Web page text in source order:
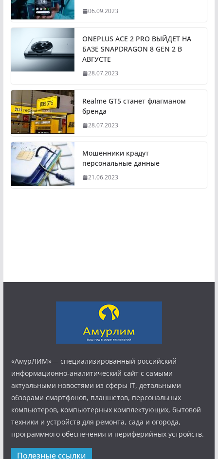
06.09.2023
ONEPLUS ACE 2 PRO ВЫЙДЕТ НА
БАЗЕ SNAPDRAGON 8 GEN 2 В
АВГУСТЕ
28.07.2023
Realme GT5 станет флагманом
бренда
28.07.2023
Мошенники крадут
персональные данные
21.06.2023
«АмурЛИМ»— специализированный российский
информационно-аналитический сайт с самыми
актуальными новостями из сферы IT, детальными
обзорами смартфонов, планшетов, персональных
компьютеров, компьютерных комплектующих, бытовой
техники и устройств для ремонта, сада и огорода,
программного обеспечения и периферийных устройств.
Полезные ссылки